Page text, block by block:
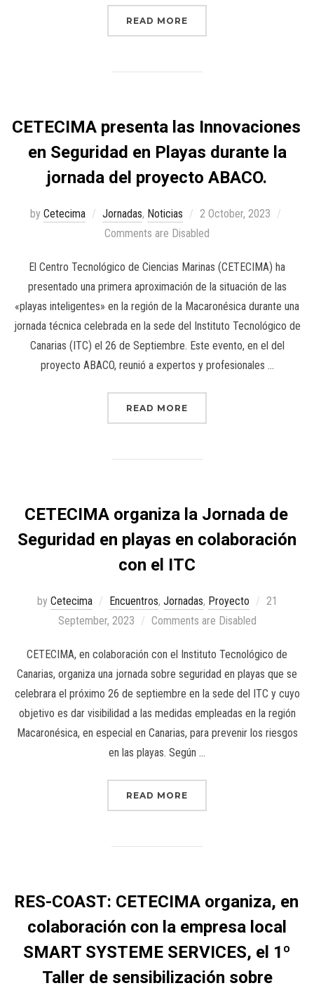
READ MORE
CETECIMA presenta las Innovaciones
en Seguridad en Playas durante la
jornada del proyecto ABACO.
by Cetecima Jornadas, Noticias
2 October, 2023
Comments are Disabled
El Centro Tecnológico de Ciencias Marinas (CETECIMA) ha
presentado una primera aproximación de la situación de las
«playas inteligentes» en la región de la Macaronésica durante una
jornada técnica celebrada en la sede del Instituto Tecnológico de
Canarias (ITC) el 26 de Septiembre. Este evento, en el del
proyecto ABACO, reunió a expertos y profesionales …
READ MORE
CETECIMA organiza la Jornada de
Seguridad en playas en colaboración
con el ITC
by Cetecima Encuentros, Jornadas, Proyecto
21
September, 2023
Comments are Disabled
CETECIMA, en colaboración con el Instituto Tecnológico de
Canarias, organiza una jornada sobre seguridad en playas que se
celebrara el próximo 26 de septiembre en la sede del ITC y cuyo
objetivo es dar visibilidad a las medidas empleadas en la región
Macaronésica, en especial en Canarias, para prevenir los riesgos
en las playas. Según …
READ MORE
RES-COAST: CETECIMA organiza, en
colaboración con la empresa local
SMART SYSTEME SERVICES, el 1º
Taller de sensibilización sobre